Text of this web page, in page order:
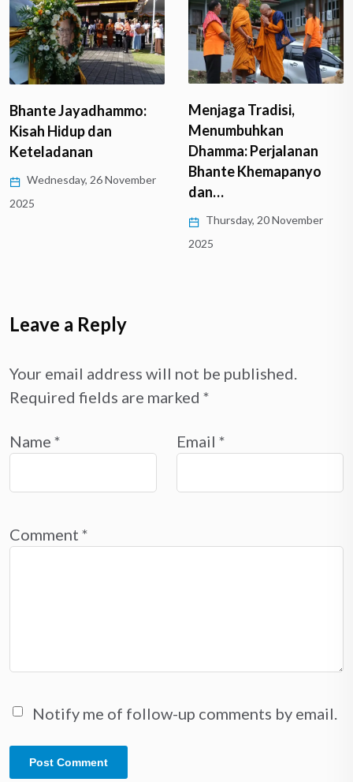
Bhante Jayadhammo:
Kisah Hidup dan
Keteladanan
Wednesday, 26 November
2025
Menjaga Tradisi,
Menumbuhkan
Dhamma: Perjalanan
Bhante Khemapanyo
dan…
Thursday, 20 November
2025
Leave a Reply
Your email address will not be published.
Required fields are marked *
Name * Email *
Comment *
Notify me of follow-up comments by email.